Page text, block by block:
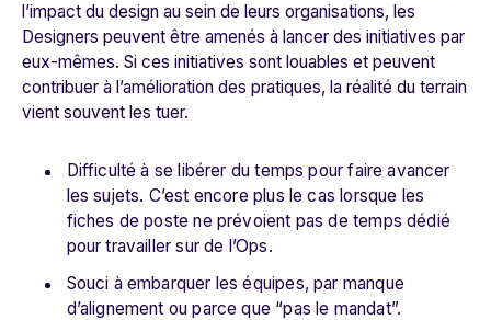
l’impact du design au sein de leurs organisations, les
Designers peuvent être amenés à lancer des initiatives par
eux-mêmes. Si ces initiatives sont louables et peuvent
contribuer à l’amélioration des pratiques, la réalité du terrain
vient souvent les tuer.
Difficulté à se libérer du temps pour faire avancer
les sujets. C’est encore plus le cas lorsque les
fiches de poste ne prévoient pas de temps dédié
pour travailler sur de l’Ops.
Souci à embarquer les équipes, par manque
d’alignement ou parce que “pas le mandat”.